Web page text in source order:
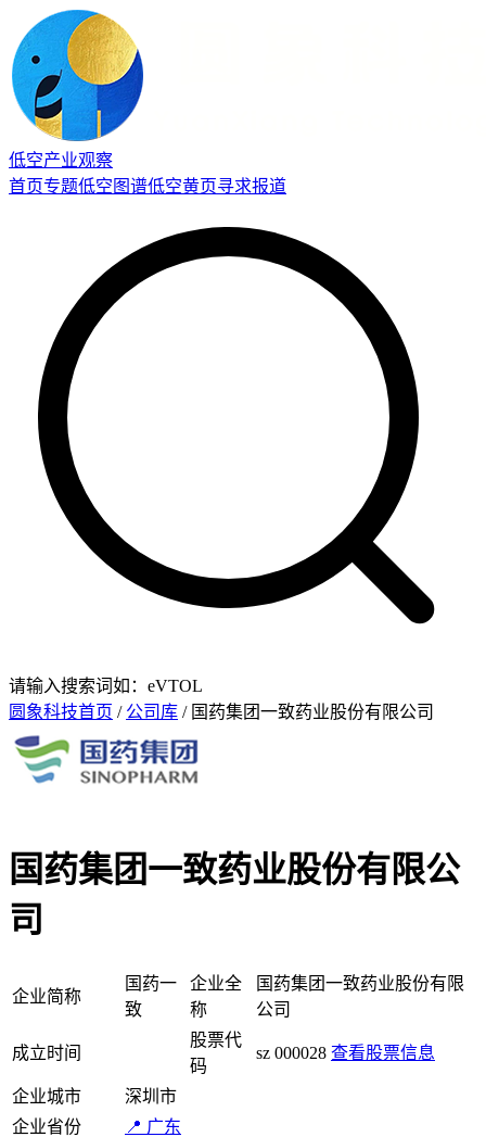
低空产业观察
首页专题低空图谱低空黄页寻求报道
请输入搜索词如：eVTOL
圆象科技首页 / 公司库 / 国药集团一致药业股份有限公司
国药集团一致药业股份有限公
司
企业简称
国药一
致
企业全
称
国药集团一致药业股份有限
公司
成立时间
股票代
码
sz 000028 查看股票信息
企业城市
深圳市
企业省份
📍 广东